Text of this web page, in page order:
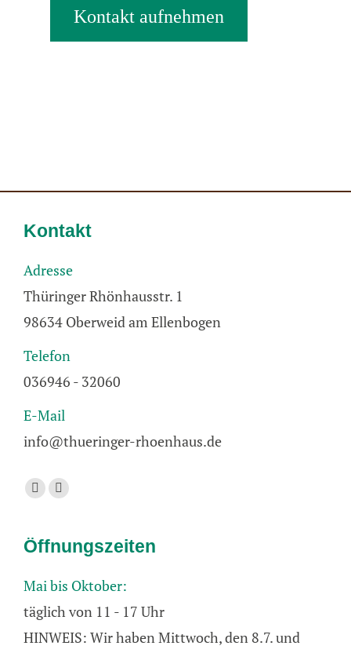
Kontakt aufnehmen
Kontakt
Adresse
Thüringer Rhönhausstr. 1
98634 Oberweid am Ellenbogen
Telefon
036946 - 32060
E-Mail
info@thueringer-rhoenhaus.de
Finden Sie uns auf:
Facebook
opens
new
E-
page
opens
in
window
Öffnungszeiten
Mai bis Oktober:
täglich von 11 - 17 Uhr
HINWEIS: Wir haben Mittwoch, den 8.7. und